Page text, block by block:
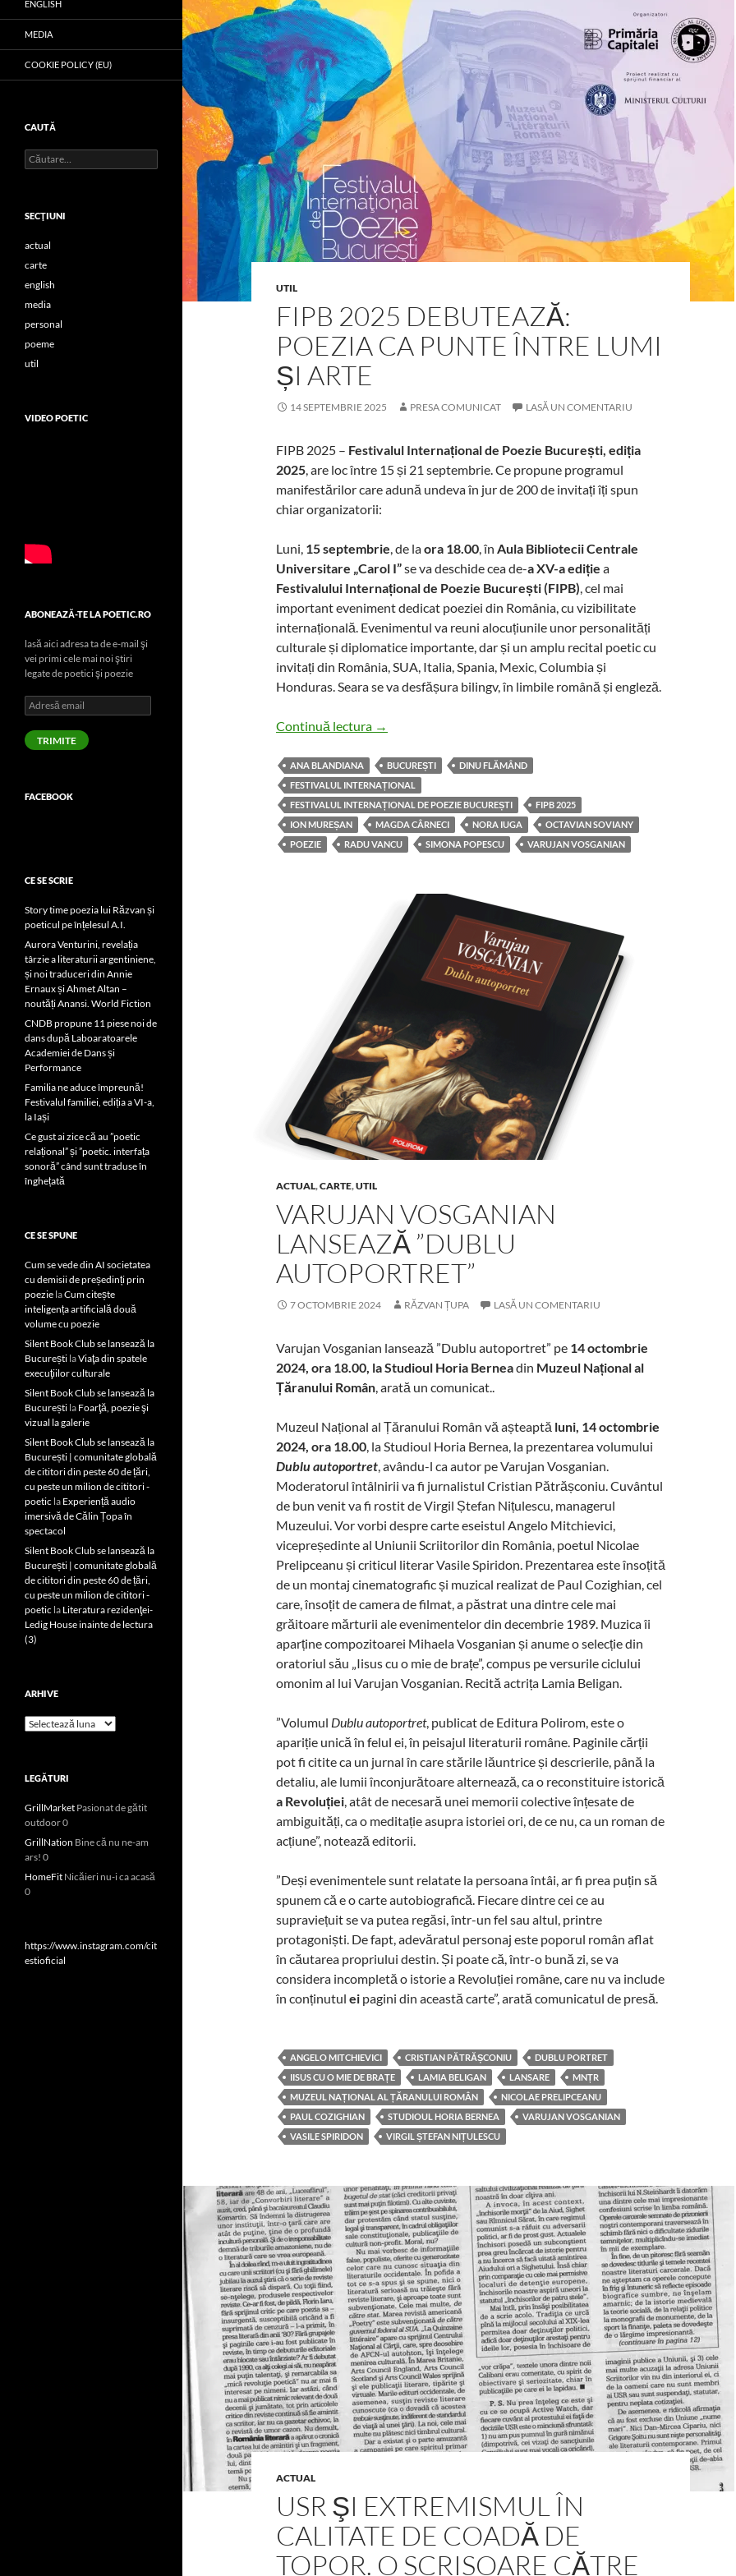
UTIL
FIPB 2025 DEBUTEAZĂ:
POEZIA CA PUNTE ÎNTRE LUMI
ȘI ARTE
14 SEPTEMBRIE 2025 PRESA COMUNICAT LASĂ UN COMENTARIU
FIPB 2025 – Festivalul Internațional de Poezie București, ediția
2025, are loc între 15 și 21 septembrie. Ce propune programul
manifestărilor care adună undeva în jur de 200 de invitați îți spun
chiar organizatorii:
Luni, 15 septembrie, de laora 18.00, în Aula Bibliotecii Centrale
Universitare „Carol I”se va deschide cea de-a XV-a ediție a
Festivalului Internațional de Poezie București (FIPB), cel mai
important eveniment dedicat poeziei din România, cu vizibilitate
internațională. Evenimentul va reuni alocuțiunile unor personalități
culturale și diplomatice importante, dar și un amplu recital poetic cu
invitați din România, SUA, Italia, Spania, Mexic, Columbia și
Honduras. Seara se va desfășura bilingv, în limbile română și engleză.
Continuă lectura FIPB 2025 debutează: Poezia ca punte între lumi și arte
→
ANA BLANDIANA BUCUREȘTI
DINU FLĂMÂND
FESTIVALUL INTERNAȚIONAL
FESTIVALUL INTERNAȚIONAL DE POEZIE BUCUREȘTI
FIPB 2025
ION MUREȘAN
MAGDA CÂRNECI NORA IUGA
OCTAVIAN SOVIANY
POEZIE
RADU VANCU SIMONA POPESCU VARUJAN VOSGANIAN
ACTUAL,CARTE,UTIL
VARUJAN VOSGANIAN
LANSEAZĂ ”DUBLU
AUTOPORTRET”
7 OCTOMBRIE 2024 RĂZVAN ȚUPA LASĂ UN COMENTARIU
Varujan Vosganian lansează ”Dublu autoportret” pe 14 octombrie
2024, ora 18.00, la Studioul Horia Berneadin Muzeul Național al
Țăranului Român, arată un comunicat..
Muzeul Național al Țăranului Român vă așteaptă luni, 14 octombrie
2024, ora 18.00, la Studioul Horia Bernea, la prezentarea volumului
Dublu autoportret, avându-l ca autor pe Varujan Vosganian.
Moderatorul întâlnirii va fi jurnalistul Cristian Pătrășconiu. Cuvântul
de bun venit va fi rostit de Virgil Ștefan Nițulescu, managerul
Muzeului. Vor vorbi despre carte eseistul Angelo Mitchievici,
vicepreședinte al Uniunii Scriitorilor din România, poetul Nicolae
Prelipceanu și criticul literar Vasile Spiridon. Prezentarea este însoțită
de un montaj cinematografic și muzical realizat de Paul Cozighian, cel
care, însoțit de camera de filmat, a păstrat una dintre cele mai
grăitoare mărturii ale evenimentelor din decembrie 1989. Muzica îi
aparține compozitoarei Mihaela Vosganian și anume o selecție din
oratoriul său „Iisus cu o mie de brațe”, compus pe versurile ciclului
omonim al lui Varujan Vosganian. Recită actrița Lamia Beligan.
”Volumul Dublu autoportret, publicat de Editura Polirom, este o
apariție unică în felul ei, în peisajul literaturii române. Paginile cărții
pot fi citite ca un jurnal în care stările lăuntrice și descrierile, până la
detaliu, ale lumii înconjurătoare alternează, ca o reconstituire istorică
a Revoluției, atât de necesară unei memorii colective înțesate de
ambiguități, ca o meditație asupra istoriei ori, de ce nu, ca un roman de
acțiune”, notează editorii.
”Deși evenimentele sunt relatate la persoana întâi, ar fi prea puțin să
spunem că e o carte autobiografică. Fiecare dintre cei ce au
supraviețuit se va putea regăsi, într-un fel sau altul, printre
protagoniști. De fapt, adevăratul personaj este poporul român aflat
în căutarea propriului destin. Și poate că, într-o bună zi, se va
considera incompletă o istorie a Revoluției române, care nu va include
în conținutul ei pagini din această carte”, arată comunicatul de presă.
ANGELO MITCHIEVICI CRISTIAN PĂTRĂȘCONIU
DUBLU PORTRET
IISUS CU O MIE DE BRAȚE
LAMIA BELIGAN LANSARE
MNȚR
MUZEUL NAȚIONAL AL ȚĂRANULUI ROMÂN
NICOLAE PRELIPCEANU
PAUL COZIGHIAN
STUDIOUL HORIA BERNEA
VARUJAN VOSGANIAN
VASILE SPIRIDON
VIRGIL ȘTEFAN NIȚULESCU
ACTUAL
USR ŞI EXTREMISMUL ÎN
CALITATE DE COADĂ DE
TOPOR. O SCRISOARE CĂTRE
ENGLISH
MEDIA
COOKIE POLICY (EU)
CAUTĂ
Caută
după:
SECŢIUNI
actual
carte
english
media
personal
poeme
util
VIDEO POETIC
ABONEAZĂ-TE LA POETIC.RO
lasă aici adresa ta de e-mail şi
vei primi cele mai noi ştiri
legate de poetici şi poezie
Adresă
email
TRIMITE
FACEBOOK
CE SE SCRIE
Story time poezia lui Răzvan și
poeticul pe înțelesul A.I.
Aurora Venturini, revelația
târzie a literaturii argentiniene,
și noi traduceri din Annie
Ernaux și Ahmet Altan –
noutăți Anansi. World Fiction
CNDB propune 11 piese noi de
dans după Laboaratoarele
Academiei de Dans și
Performance
Familia ne aduce împreună!
Festivalul familiei, ediția a VI-a,
la Iași
Ce gust ai zice că au ”poetic
relațional” și ”poetic. interfața
sonoră” când sunt traduse în
înghețată
CE SE SPUNE
Cum se vede din AI societatea
cu demisii de președinți prin
poezie laCum citește
inteligența artificială două
volume cu poezie
Silent Book Club se lansează la
București laViaţa din spatele
execuţiilor culturale
Silent Book Club se lansează la
București la Foarţă, poezie şi
vizual la galerie
Silent Book Club se lansează la
București | comunitate globală
de cititori din peste 60 de țări,
cu peste un milion de cititori -
poetic la Experiență audio
imersivă de Călin Țopa în
spectacol
Silent Book Club se lansează la
București | comunitate globală
de cititori din peste 60 de țări,
cu peste un milion de cititori -
poetic la Literatura rezidenţei-
Ledig House inainte de lectura
(3)
ARHIVE
Arhive
LEGĂTURI
GrillMarket Pasionat de gătit
outdoor 0
GrillNation Bine că nu ne-am
ars! 0
HomeFit Nicăieri nu-i ca acasă
0
https://www.instagram.com/cit
estioficial